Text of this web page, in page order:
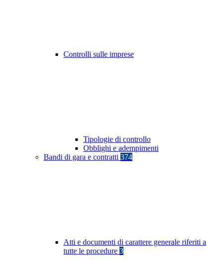
Controlli sulle imprese
Tipologie di controllo
Obblighi e adempimenti
Bandi di gara e contratti 374
Atti e documenti di carattere generale riferiti a
tutte le procedure 3